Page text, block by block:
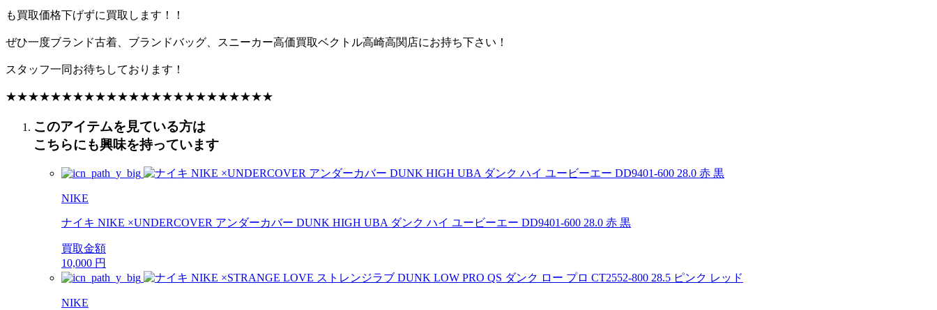
も買取価格下げずに買取します！！
ぜひ一度ブランド古着、ブランドバッグ、スニーカー高価買取ベクトル高崎高関店にお持ち下さい！
スタッフ一同お待ちしております！
★★★★★★★★★★★★★★★★★★★★★★★★
このアイテムを見ている方は
こちらにも興味を持っています
NIKE
ナイキ NIKE ×UNDERCOVER アンダーカバー DUNK HIGH UBA ダンク ハイ ユービーエー DD9401-600 28.0 赤 黒
買取金額
10,000 円
NIKE